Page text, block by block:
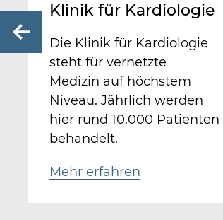
Klinik für Kardiologie
Die Klinik für Kardiologie
steht für vernetzte
Medizin auf höchstem
Niveau. Jährlich werden
hier rund 10.000 Patienten
behandelt.
Mehr erfahren